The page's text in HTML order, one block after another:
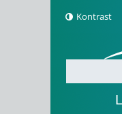
Kontrast